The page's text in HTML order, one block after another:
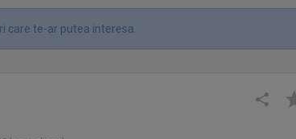
care te-ar putea interesa.